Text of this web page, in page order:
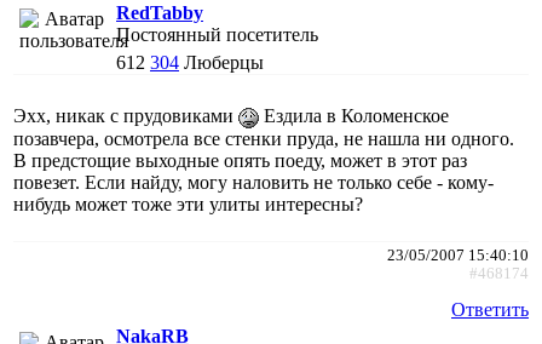
RedTabby
Постоянный посетитель
612 304 Люберцы
Эхх, никак с прудовиками
Ездила в Коломенское
позавчера, осмотрела все стенки пруда, не нашла ни одного.
В предстощие выходные опять поеду, может в этот раз
повезет. Если найду, могу наловить не только себе - кому-
нибудь может тоже эти улиты интересны?
23/05/2007 15:40:10
#468174
Ответить
NakaRB